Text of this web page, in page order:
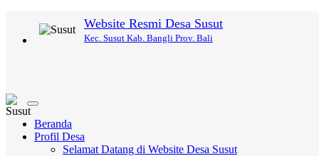
Website Resmi Desa Susut
Kec. Susut Kab. Bangli Prov. Bali
Toggle
navigation
Beranda
Profil Desa
Selamat Datang di Website Desa Susut